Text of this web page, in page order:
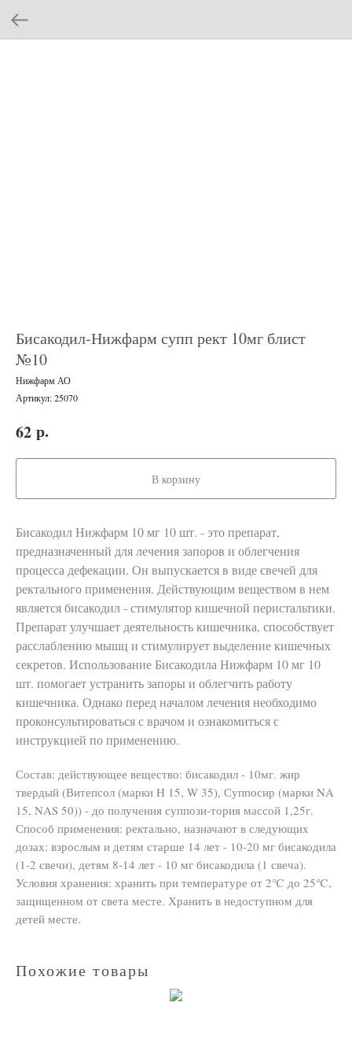
Бисакодил-Нижфарм супп рект 10мг блист
№10
Нижфарм АО
Артикул:25070
62 р.
В корзину
Бисакодил Нижфарм 10 мг 10 шт. - это препарат,
предназначенный для лечения запоров и облегчения
процесса дефекации. Он выпускается в виде свечей для
ректального применения. Действующим веществом в нем
является бисакодил - стимулятор кишечной перистальтики.
Препарат улучшает деятельность кишечника, способствует
расслаблению мышц и стимулирует выделение кишечных
секретов. Использование Бисакодила Нижфарм 10 мг 10
шт. помогает устранить запоры и облегчить работу
кишечника. Однако перед началом лечения необходимо
проконсультироваться с врачом и ознакомиться с
инструкцией по применению.
Состав: действующее вещество: бисакодил - 10мг. жир
твердый (Витепсол (марки H 15, W 35), Суппосир (марки NA
15, NAS 50)) - до получения суппози-тория массой 1,25г.
Способ применения: ректально, назначают в следующих
дозах: взрослым и детям старше 14 лет - 10-20 мг бисакодила
(1-2 свечи), детям 8-14 лет - 10 мг бисакодила (1 свеча).
Условия хранения: хранить при температуре от 2℃ до 25℃,
защищенном от света месте. Хранить в недоступном для
детей месте.
Похожие товары